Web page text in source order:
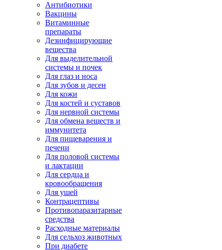
Антибиотики
Вакцины
Витаминные
препараты
Дезинфицирующие
вещества
Для выделительной
системы и почек
Для глаз и носа
Для зубов и десен
Для кожи
Для костей и суставов
Для нервной системы
Для обмена веществ и
иммунитета
Для пищеварения и
печени
Для половой системы
и лактации
Для сердца и
кровообращения
Для ушей
Контрацептивы
Противопаразитарные
средства
Расходные материалы
Для сельхоз животных
При диабете